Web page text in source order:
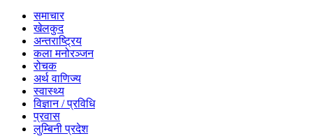
समाचार
खेलकुद
अन्तराष्ट्रिय
कला मनोरञ्जन
रोचक
अर्थ वाणिज्य
स्वास्थ्य
विज्ञान / प्रविधि
प्रवास
लुम्बिनी प्रदेश